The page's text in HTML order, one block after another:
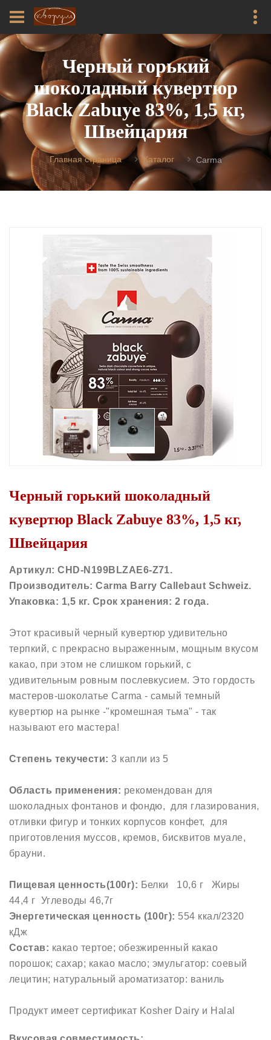
Черный горький
шоколадный кувертюр
Black Zabuye 83%, 1,5 кг,
Швейцария
Главная страница Каталог Carma
Черный горький шоколадный
кувертюр Black Zabuye 83%, 1,5 кг,
Швейцария
Артикул: CHD-N199BLZAE6-Z71.
Производитель: Carma Barry Callebaut Schweiz.
Упаковка: 1,5 кг. Срок хранения: 2 года.
Этот красивый черный кувертюр удивительно
терпкий, с прекрасно выраженным, мощным вкусом
какао, при этом не слишком горький, с
удивительным ровным послевкусием. Это гордость
мастеров-шоколатье Carma - самый темный
кувертюр на рынке -"кромешная тьма" - так
называют его мастера!
Степень текучести:3 капли из 5
Область применения: рекомендован для
шоколадных фонтанов и фондю, для глазирования,
отливки фигур и тонких корпусов конфет, для
приготовления муссов, кремов, бисквитов муале,
брауни.
Пищевая ценность(100г): Белки 10,6 г Жиры
44,4 г Углеводы 46,7г
Энергетическая ценность (100г): 554 ккал/2320
кДж
Состав: какао тертое; обезжиренный какао
порошок; сахар; какао масло; эмульгатор: соевый
лецитин; натуральный ароматизатор: ваниль
Продукт имеет сертификат Kosher Dairy и Halal